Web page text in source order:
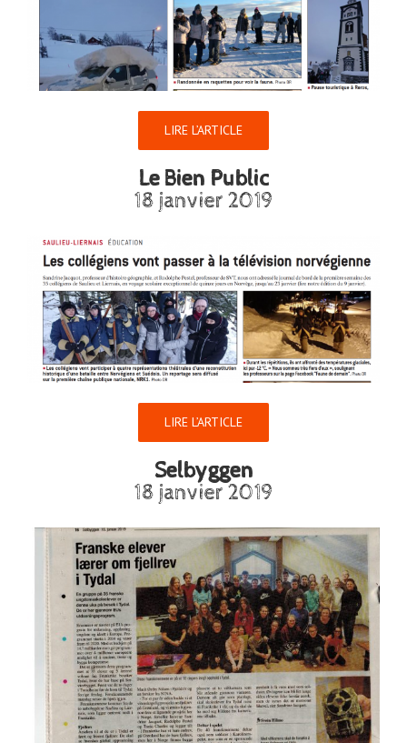
LIRE L’ARTICLE
Le Bien Public
18 janvier 2019
LIRE L’ARTICLE
Selbyggen
18 janvier 2019